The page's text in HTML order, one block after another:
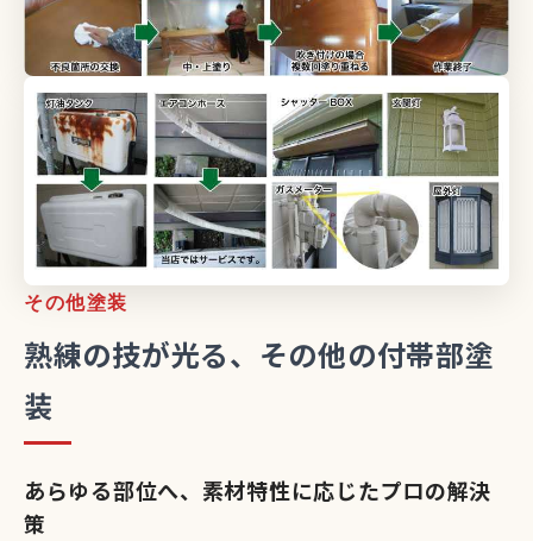
その他塗装
熟練の技が光る、その他の付帯部塗
装
あらゆる部位へ、素材特性に応じたプロの解決
策